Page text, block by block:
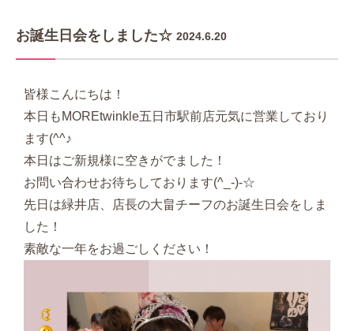
お誕生日会をしました☆ 2024.6.20
皆様こんにちは！
本日もMOREtwinkle五日市駅前店元気に営業しており
ます(^^♪
本日はご新規様に空きがでました！
お問い合わせお待ちしております(^_-)-☆
先日は緑井店、店長の大畠チーフのお誕生日会をしま
した！
素敵な一年をお過ごしください！